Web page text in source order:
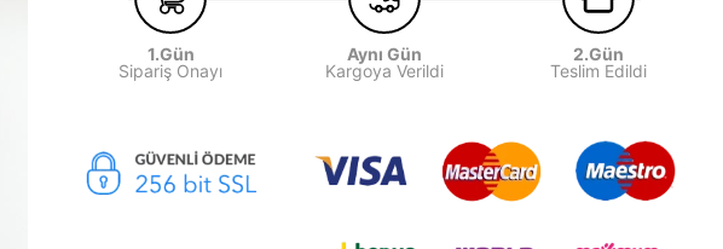
1.Gün
Sipariş Onayı
Aynı Gün
Kargoya Verildi
2.Gün
Teslim Edildi